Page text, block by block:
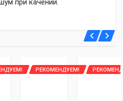
при качении.
по всей Беларуси:
банковской картой при
магазин 2bar.by
РЕКОМЕНДУЕМ!